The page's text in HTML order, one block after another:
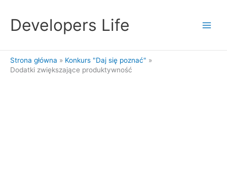
treściDevelopers Life
Strona główna
Konkurs "Daj się poznać"
Dodatki zwiększające produktywność